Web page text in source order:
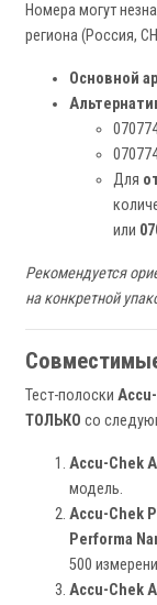
Номера могут
региона (Россия,
Основной
Для
или
Рекомендуется
на конкретной
Тест-полоски
ТОЛЬКО со
Accu-Chek
модель.
Accu-Chek
Performa
500
Accu-Chek